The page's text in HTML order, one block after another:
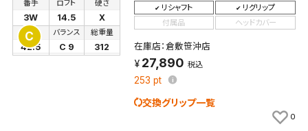
C
番手
3W
ロフト
14.5
硬さ
X
長さ
42.5
バランス
C 9
総重量
312
リシャフト
リグリップ
付属品
ヘッドカバー
在庫店：倉敷笹沖店
27,890 税込
253 pt
交換グリップ一覧
0
検索条件を保存